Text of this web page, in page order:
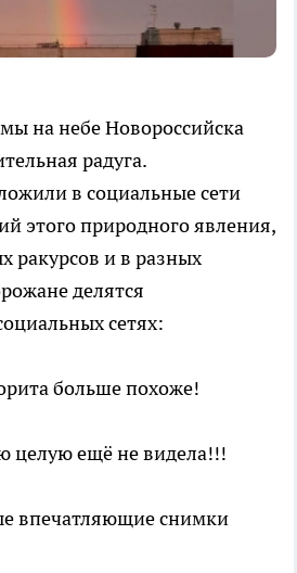
на небе Новороссийска
радуга.
в социальные сети
этого природного явления,
ракурсов и в разных
делятся
сетях:
больше похоже!
целую ещё не видела!!!
впечатляющие снимки